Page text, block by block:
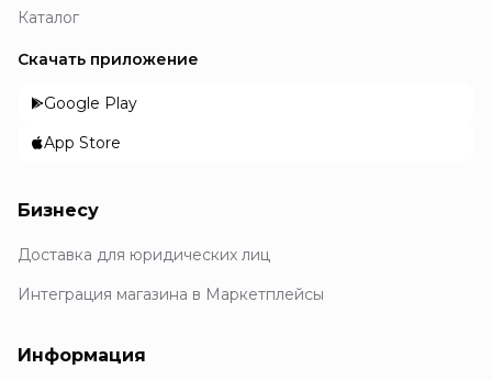
Каталог
Скачать приложение
Google Play
App Store
Бизнесу
Доставка для юридических лиц
Интеграция магазина в Маркетплейсы
Информация